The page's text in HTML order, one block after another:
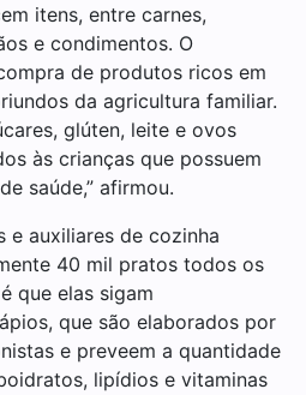
itens, entre carnes,
e condimentos. O
de produtos ricos em
da agricultura familiar.
glúten, leite e ovos
às crianças que possuem
saúde,” afirmou.
e auxiliares de cozinha
40 mil pratos todos os
que elas sigam
que são elaborados por
e preveem a quantidade
lipídios e vitaminas